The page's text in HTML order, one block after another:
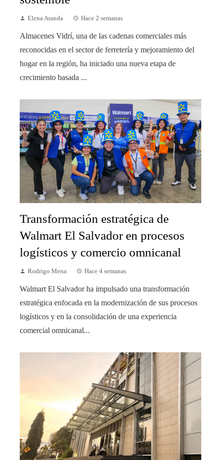
Elena Aranda Hace 2 semanas
Almacenes Vidrí, una de las cadenas comerciales más
reconocidas en el sector de ferretería y mejoramiento del
hogar en la región, ha iniciado una nueva etapa de
crecimiento basada ...
Transformación estratégica de
Walmart El Salvador en procesos
logísticos y comercio omnicanal
Rodrigo Mena Hace 4 semanas
Walmart El Salvador ha impulsado una transformación
estratégica enfocada en la modernización de sus procesos
logísticos y en la consolidación de una experiencia
comercial omnicanal...